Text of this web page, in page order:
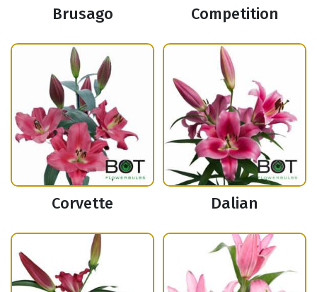
Brusago Competition
Corvette Dalian